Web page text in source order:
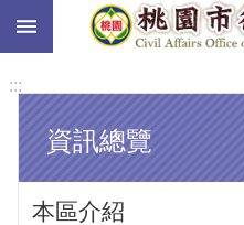
跳到主要內容區塊
:::
資訊總覽
本區介紹